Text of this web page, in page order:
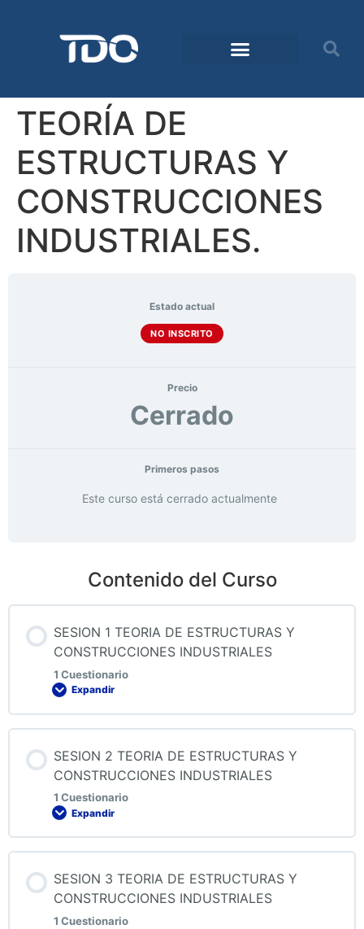
TEORÍA DE
ESTRUCTURAS Y
CONSTRUCCIONES
INDUSTRIALES.
Estado actual
NO INSCRITO
Precio
Cerrado
Primeros pasos
Este curso está cerrado actualmente
Contenido del Curso
SESION 1 TEORIA DE ESTRUCTURAS Y
CONSTRUCCIONES INDUSTRIALES
1 Cuestionario
Expandir
QUIZ 1 TEORIA DE ESTRUCTURAS Y
CONSTRUCCIONES INDUSTRIALES
SESION 2 TEORIA DE ESTRUCTURAS Y
CONSTRUCCIONES INDUSTRIALES
1 Cuestionario
Expandir
SESION 3 TEORIA DE ESTRUCTURAS Y
CONSTRUCCIONES INDUSTRIALES
1 Cuestionario